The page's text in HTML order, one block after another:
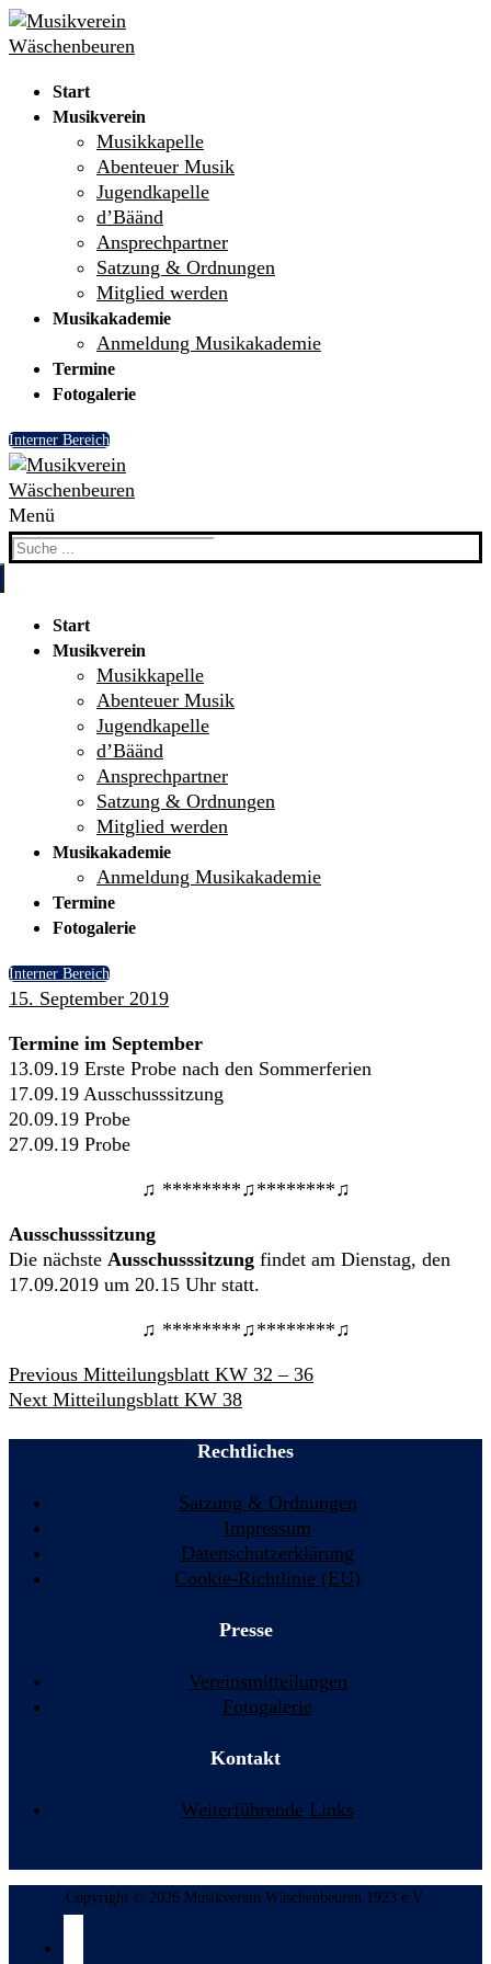
Skip
to
Menu
Close
Start
Musikverein
Musikkapelle
Abenteuer Musik
Jugendkapelle
d’Bäänd
Ansprechpartner
Satzung & Ordnungen
Mitglied werden
Musikakademie
Anmeldung Musikakademie
Termine
Fotogalerie
Interner Bereich
Menü
Search
Start
Musikverein
Musikkapelle
Abenteuer Musik
Jugendkapelle
d’Bäänd
Ansprechpartner
Satzung & Ordnungen
Mitglied werden
Musikakademie
Anmeldung Musikakademie
Termine
Fotogalerie
Interner Bereich
15. September 2019
Termine im September
13.09.19 Erste Probe nach den Sommerferien
17.09.19 Ausschusssitzung
20.09.19 Probe
27.09.19 Probe
♫ ********♫********♫
Ausschusssitzung
Die nächste Ausschusssitzung findet am Dienstag, den
17.09.2019 um 20.15 Uhr statt.
♫ ********♫********♫
Beitrags-
Navigation
Previous Previous
post:
Mitteilungsblatt KW 32 – 36
Next Next
Mitteilungsblatt KW 38
Rechtliches
Satzung & Ordnungen
Impressum
Datenschutzerklärung
Cookie-Richtlinie (EU)
Presse
Vereinsmitteilungen
Fotogalerie
Kontakt
Weiterführende Links
Copyright © 2026 Musikverein Wäschenbeuren 1923 e.V.